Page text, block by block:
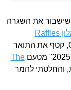
את השגרה
מלון Raffles
, שנקרא Guerlain Spa, קטף את התואר
The
והחלטתי להמר